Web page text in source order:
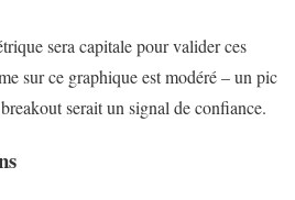
sera capitale pour valider ces
sur ce graphique est modéré – un pic
serait un signal de confiance.